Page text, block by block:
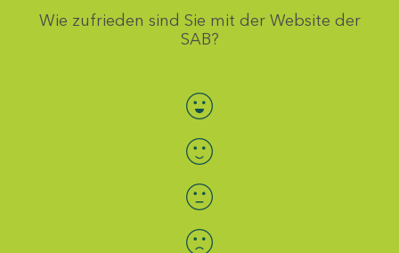
Wie zufrieden sind Sie mit der Website der
SAB?
Bewertung auswählen